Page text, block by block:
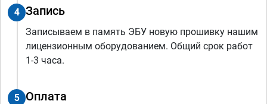
4 Запись
Записываем в память ЭБУ новую прошивку нашим
лицензионным оборудованием. Общий срок работ
1-3 часа.
5 Оплата